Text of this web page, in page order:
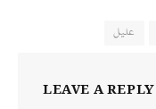
علیل
LEAVE A REPLY